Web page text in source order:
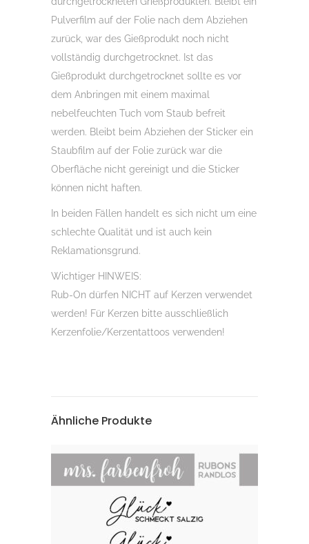
Pulverfilm auf der Folie nach dem Abziehen
zurück, war des Gießprodukt noch nicht
vollständig durchgetrocknet. Ist das
Gießprodukt durchgetrocknet sollte es vor
dem Anbringen mit einem maximal
nebelfeuchten Tuch vom Staub befreit
werden. Bleibt beim Abziehen der Sticker ein
Staubfilm auf der Folie zurück war die
Oberfläche nicht gereinigt und die Sticker
können nicht haften.
In beiden Fällen handelt es sich nicht um eine
schlechte Qualität und ist auch kein
Reklamationsgrund.
Wichtiger HINWEIS:
Rub-On dürfen NICHT auf Kerzen verwendet
werden! Für Kerzen bitte ausschließlich
Kerzenfolie/Kerzentattoos verwenden!
Ähnliche Produkte